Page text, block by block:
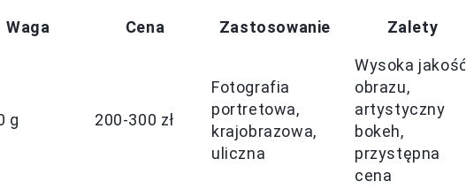
Waga Cena Zastosowanie Zalety
g 200-300 zł
Fotografia
portretowa,
krajobrazowa,
uliczna
Wysoka jakość
obrazu,
artystyczny
bokeh,
przystępna
cena